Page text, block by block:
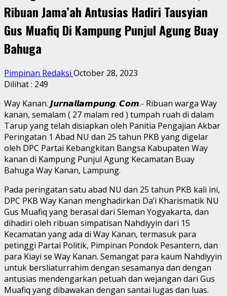
Ribuan Jama’ah Antusias Hadiri Tausyian
Gus Muafiq Di Kampung Punjul Agung Buay
Bahuga
Pimpinan Redaksi October 28, 2023
Dilihat : 249
Way Kanan. 𝙅𝙪𝙧𝙣𝙖𝙡𝙡𝙖𝙢𝙥𝙪𝙣𝙜. 𝘾𝙤𝙢.- Ribuan warga Way
kanan, semalam ( 27 malam red ) tumpah ruah di dalam
Tarup yang telah disiapkan oleh Panitia Pengajian Akbar
Peringatan 1 Abad NU dan 25 tahun PKB yang digelar
oleh DPC Partai Kebangkitan Bangsa Kabupaten Way
kanan di Kampung Punjul Agung Kecamatan Buay
Bahuga Way Kanan, Lampung.
Pada peringatan satu abad NU dan 25 tahun PKB kali ini,
DPC PKB Way Kanan menghadirkan Da’i Kharismatik NU
Gus Muafiq yang berasal dari Sleman Yogyakarta, dan
dihadiri oleh ribuan simpatisan Nahdiyyin dari 15
Kecamatan yang ada di Way Kanan, termasuk para
petinggi Partai Politik, Pimpinan Pondok Pesantern, dan
para Kiayi se Way Kanan. Semangat para kaum Nahdiyyin
untuk bersliaturrahim dengan sesamanya dan dengan
antusias mendengarkan petuah dan wejangan dari Gus
Muafiq yang dibawakan dengan santai lugas dan luas.